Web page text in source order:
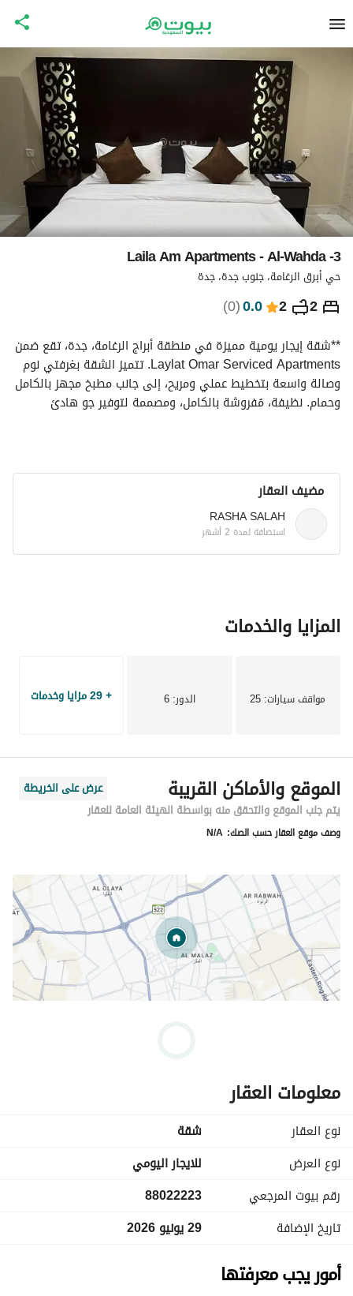
Laila Am Apartments - Al-Wahda -3
حي أبرق الرغامة، جنوب جدة، جدة
2
2
0.0
(
0
) ⃁
319ليلة
التفاصيل الاماكن القريبة معلومات وزارة السياحة
والسهولة والقيمة الممتازة. **
مضيف العقار
RASHA SALAH
استضافة لمدة 2 أشهر
المزايا والخدمات
مواقف سيارات: 25 الدور: 6 + 29 مزايا وخدمات
الموقع والأماكن القريبة
عرض على الخريطة
يتم جلب الموقع والتحقق منه بواسطة الهيئة العامة للعقار
وصف موقع العقار حسب الصك: N/A
معلومات العقار
نوع العقار
شقة
نوع العرض
للايجار اليومي
رقم بيوت المرجعي
88022223
تاريخ الإضافة
29 يونيو 2026
أمور يجب معرفتها